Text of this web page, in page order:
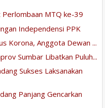
MTQ ke-39
Independensi PPK
Korona, Anggota Dewan ...
Sumbar Libatkan Puluh...
Sukses Laksanakan
Panjang Gencarkan